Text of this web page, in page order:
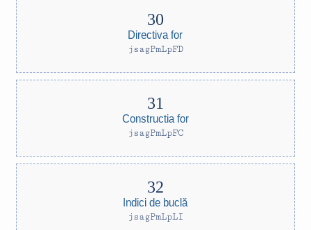
Directiva for
jsagPmLpFD
Constructia for
jsagPmLpFC
Indici de buclă
jsagPmLpLI